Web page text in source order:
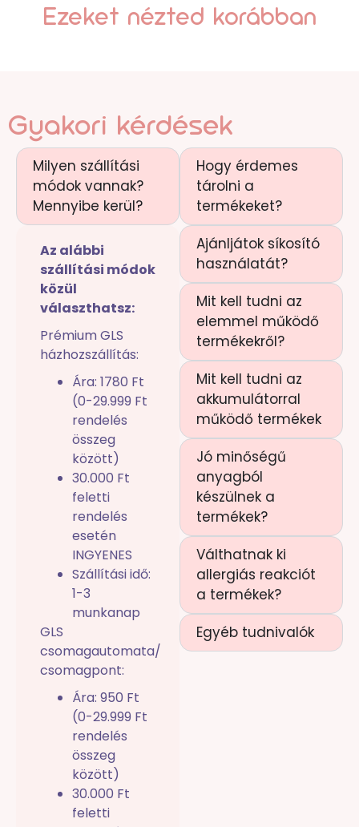
Ezeket nézted korábban
Gyakori kérdések
Milyen szállítási
módok vannak?
Mennyibe kerül?
Az alábbi
szállítási módok
közül
választhatsz:
Prémium GLS
házhozszállítás:
Ára: 1780 Ft
(0-29.999 Ft
rendelés
összeg
között)
30.000 Ft
feletti
rendelés
esetén
INGYENES
Szállítási idő:
1-3
munkanap
GLS
csomagautomata/
csomagpont:
Ára: 950 Ft
(0-29.999 Ft
rendelés
összeg
között)
30.000 Ft
feletti
Hogy érdemes
tárolni a
termékeket?
Ajánljátok síkosító
használatát?
Mit kell tudni az
elemmel működő
termékekről?
Mit kell tudni az
akkumulátorral
működő termékek
Jó minőségű
anyagból
készülnek a
termékek?
Válthatnak ki
allergiás reakciót
a termékek?
Egyéb tudnivalók